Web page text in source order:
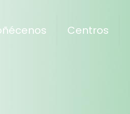
Centros